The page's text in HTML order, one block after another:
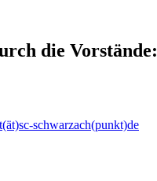
die Vorstände:
schwarzach(punkt)de